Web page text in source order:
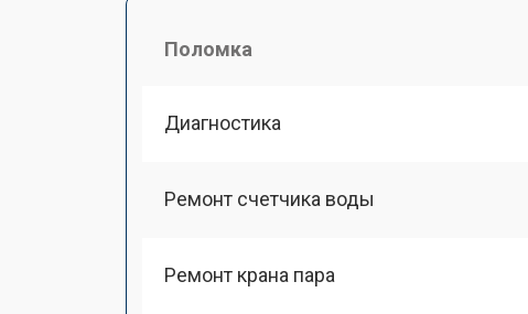
Поломка
Диагностика
Ремонт счетчика воды
Ремонт крана пара